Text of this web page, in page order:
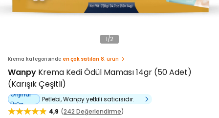
1/2
Krema kategorisinde en çok satılan 8. ürün
Wanpy Krema Kedi Ödül Maması 14gr (50 Adet)
(Karışık Çeşitli)
Orijinal
Ürün
Petlebi, Wanpy yetkili satıcısıdır.
4,9
242 Değerlendirme